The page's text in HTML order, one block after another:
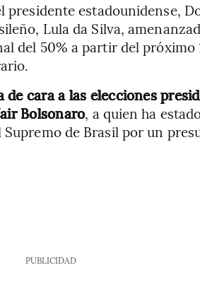
estadounidense,
Lula da Silva,
del 50% a partir del próximo
cara a las elecciones
Bolsonaro, a quien ha
de Brasil por un
PUBLICIDAD